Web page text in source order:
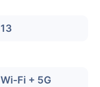
13
Wi-Fi + 5G